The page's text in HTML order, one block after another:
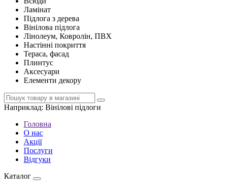
Ламінат
Підлога з дерева
Вінілова підлога
Лінолеум, Ковролін, ПВХ
Настінні покриття
Тераса, фасад
Плинтус
Аксесуари
Елементи декору
Наприклад: Вінілові підлоги
Головна
О нас
Акції
Послуги
Відгуки
Каталог